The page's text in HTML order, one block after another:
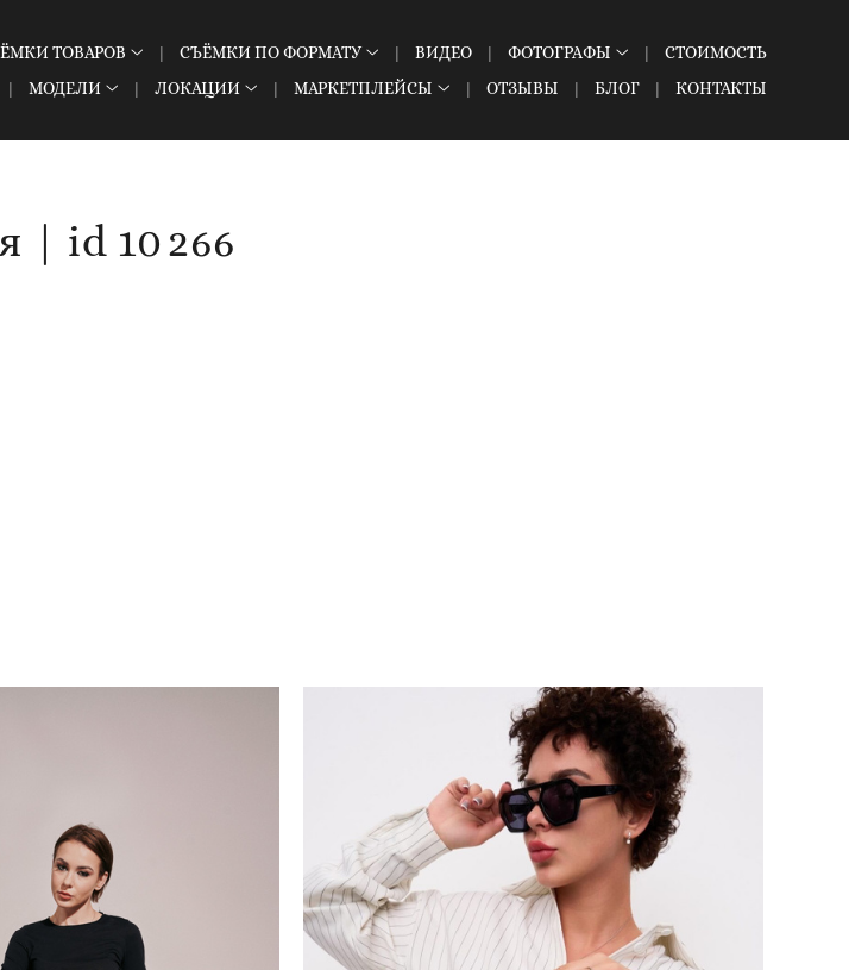
ТОВАРОВ СЪЁМКИ ПО ФОРМАТУ ВИДЕО ФОТОГРАФЫ
СТОИМОСТЬ
МОДЕЛИ ЛОКАЦИИ МАРКЕТПЛЕЙСЫ ОТЗЫВЫ БЛОГ КОНТАКТЫ
| id 10 266